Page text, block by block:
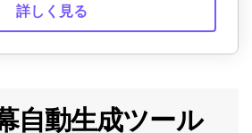
詳しく見る
自動生成ツール